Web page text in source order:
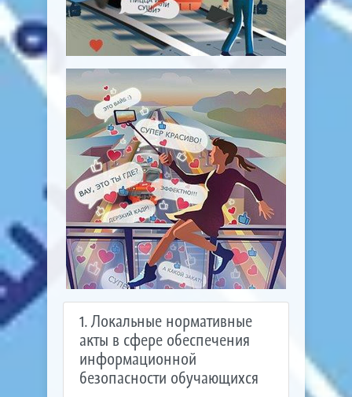
1. Локальные нормативные
акты в сфере обеспечения
информационной
безопасности обучающихся